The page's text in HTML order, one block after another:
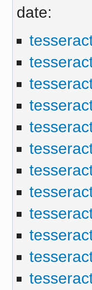
date: